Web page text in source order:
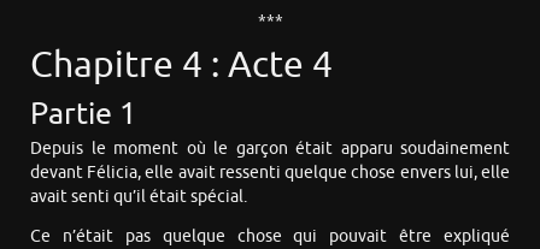
***
Chapitre 4 : Acte 4
Partie 1
Depuis le moment où le garçon était apparu soudainement
devant Félicia, elle avait ressenti quelque chose envers lui, elle
avait senti qu’il était spécial.
Ce n’était pas quelque chose qui pouvait être expliqué